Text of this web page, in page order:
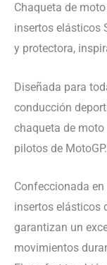
Chaqueta de
insertos elásticos
y protectora,
Diseñada para
conducción
chaqueta de
pilotos de MotoGP.
Confeccionada
insertos elásticos
garantizan un
movimientos